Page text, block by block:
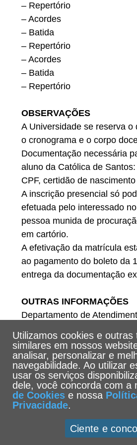
– Repertório
– Acordes
– Batida
– Repertório
– Acordes
– Batida
– Repertório
OBSERVAÇÕES
A Universidade se reserva o
o cronograma e o corpo
Documentação necessária
aluno da Católica de
CPF, certidão de
A inscrição presencial só
efetuada pelo interessado
pessoa munida de
em cartório.
A efetivação da matrícula
ao pagamento do boleto da
entrega da documentação
OUTRAS INFORMAÇÕES
Departamento de
E-mail: dat@unisantos.br
Utilizamos cookies e outras
similares em nossos
analisar, personalizar e
navegabilidade. Ao utilizar
usar os serviços
dele, você concorda com a
de Cookies e nossa
Privacidade.
Ciente e